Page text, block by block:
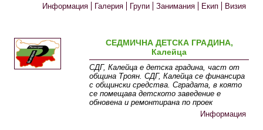
Информация
Галерия Групи Занимания Екип Визия
СЕДМИЧНА ДЕТСКА ГРАДИНА,
Калейца
СДГ, Калейца е детска градина, част от
община Троян. СДГ, Калейца се финансира
с общински средства. Сградата, в която
се помещава детското заведение е
обновена и ремонтирана по проек
Информация